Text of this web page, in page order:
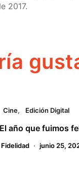
2017.
Cine Edición Digital
año que fuimos
junio 25,